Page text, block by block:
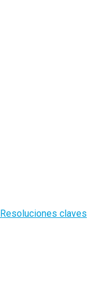
Resoluciones claves